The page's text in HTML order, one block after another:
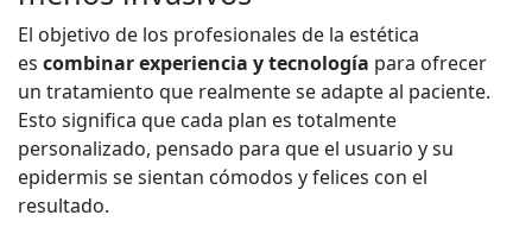
El objetivo de los profesionales de la estética
es combinar experiencia y tecnología para ofrecer
un tratamiento que realmente se adapte al paciente.
Esto significa que cada plan es totalmente
personalizado, pensado para que el usuario y su
epidermis se sientan cómodos y felices con el
resultado.